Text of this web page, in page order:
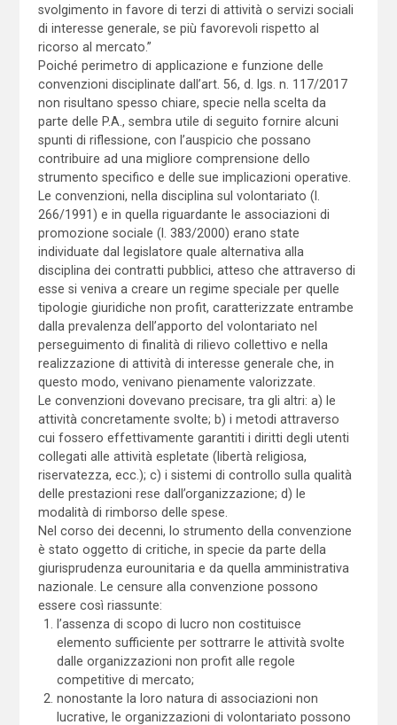
svolgimento in favore di terzi di attività o servizi sociali
di interesse generale, se più favorevoli rispetto al
ricorso al mercato.”
Poiché perimetro di applicazione e funzione delle
convenzioni disciplinate dall’art. 56, d. lgs. n. 117/2017
non risultano spesso chiare, specie nella scelta da
parte delle P.A., sembra utile di seguito fornire alcuni
spunti di riflessione, con l’auspicio che possano
contribuire ad una migliore comprensione dello
strumento specifico e delle sue implicazioni operative.
Le convenzioni, nella disciplina sul volontariato (l.
266/1991) e in quella riguardante le associazioni di
promozione sociale (l. 383/2000) erano state
individuate dal legislatore quale alternativa alla
disciplina dei contratti pubblici, atteso che attraverso di
esse si veniva a creare un regime speciale per quelle
tipologie giuridiche non profit, caratterizzate entrambe
dalla prevalenza dell’apporto del volontariato nel
perseguimento di finalità di rilievo collettivo e nella
realizzazione di attività di interesse generale che, in
questo modo, venivano pienamente valorizzate.
Le convenzioni dovevano precisare, tra gli altri: a) le
attività concretamente svolte; b) i metodi attraverso
cui fossero effettivamente garantiti i diritti degli utenti
collegati alle attività espletate (libertà religiosa,
riservatezza, ecc.); c) i sistemi di controllo sulla qualità
delle prestazioni rese dall’organizzazione; d) le
modalità di rimborso delle spese.
Nel corso dei decenni, lo strumento della convenzione
è stato oggetto di critiche, in specie da parte della
giurisprudenza eurounitaria e da quella amministrativa
nazionale. Le censure alla convenzione possono
essere così riassunte:
l’assenza di scopo di lucro non costituisce
elemento sufficiente per sottrarre le attività svolte
dalle organizzazioni non profit alle regole
competitive di mercato;
nonostante la loro natura di associazioni non
lucrative, le organizzazioni di volontariato possono